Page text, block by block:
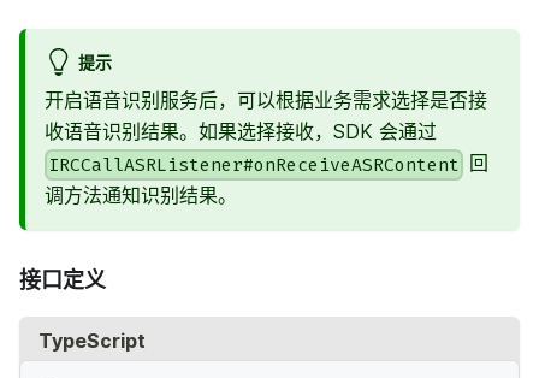
提示
开启语音识别服务后，可以根据业务需求选择是否接
收语音识别结果。如果选择接收，SDK 会通过
IRCCallASRListener#onReceiveASRContent 回
调方法通知识别结果。
接口定义
TypeScript